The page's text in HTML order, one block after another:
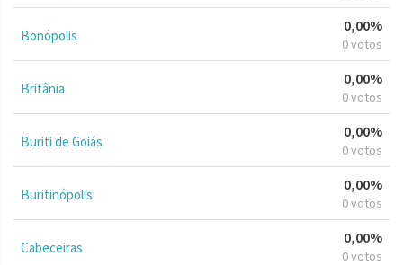
Bonópolis
0,00%
0 votos
Britânia
0,00%
0 votos
Buriti de Goiás
0,00%
0 votos
Buritinópolis
0,00%
0 votos
Cabeceiras
0,00%
0 votos